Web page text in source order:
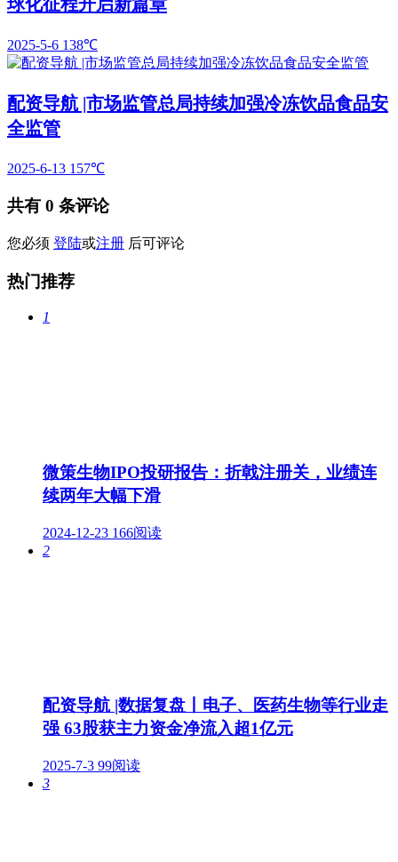
2025-5-6 138℃
配资导航 |市场监管总局持续加强冷冻饮品食品安
全监管
2025-6-13 157℃
共有 0 条评论
您必须 登陆或注册 后可评论
热门推荐
1
微策生物IPO投研报告：折戟注册关，业绩连
续两年大幅下滑
2024-12-23 166阅读
2
配资导航 |数据复盘丨电子、医药生物等行业走
强 63股获主力资金净流入超1亿元
2025-7-3 99阅读
3